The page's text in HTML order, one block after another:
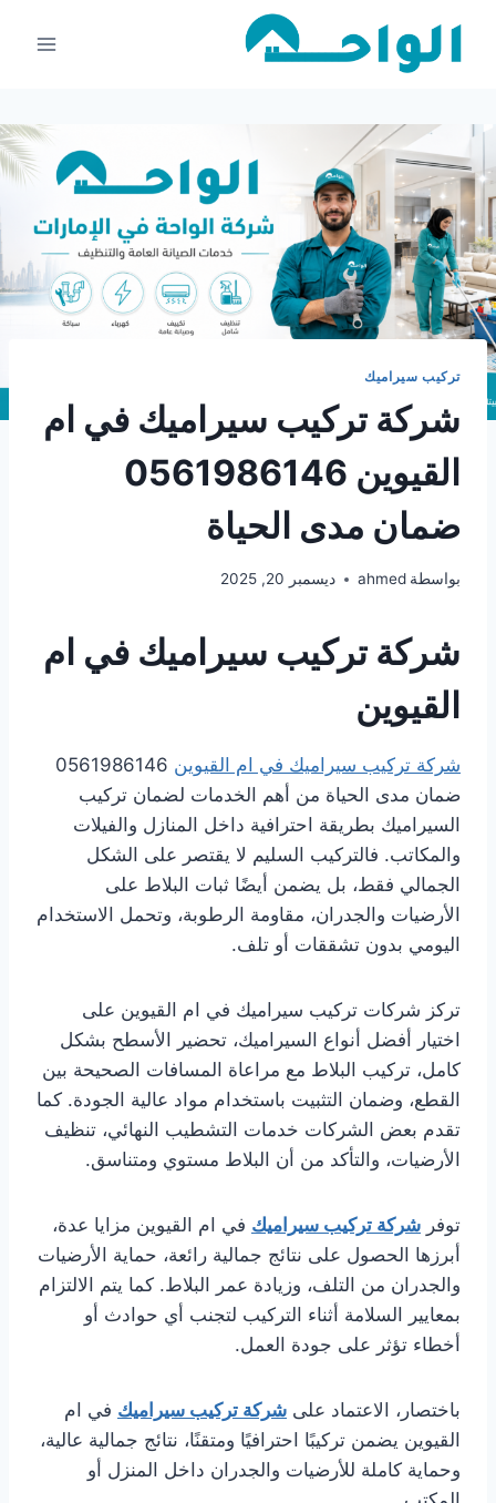
تركيب سيراميك
شركة تركيب سيراميك في ام
القيوين 0561986146
ضمان مدى الحياة
بواسطة ahmed ديسمبر 20, 2025
شركة تركيب سيراميك في ام
القيوين
شركة تركيب سيراميك في ام القيوين 0561986146
ضمان مدى الحياة من أهم الخدمات لضمان تركيب
السيراميك بطريقة احترافية داخل المنازل والفيلات
والمكاتب. فالتركيب السليم لا يقتصر على الشكل
الجمالي فقط، بل يضمن أيضًا ثبات البلاط على
الأرضيات والجدران، مقاومة الرطوبة، وتحمل الاستخدام
اليومي بدون تشققات أو تلف.
تركز شركات تركيب سيراميك في ام القيوين على
اختيار أفضل أنواع السيراميك، تحضير الأسطح بشكل
كامل، تركيب البلاط مع مراعاة المسافات الصحيحة بين
القطع، وضمان التثبيت باستخدام مواد عالية الجودة. كما
تقدم بعض الشركات خدمات التشطيب النهائي، تنظيف
الأرضيات، والتأكد من أن البلاط مستوي ومتناسق.
توفر شركة تركيب سيراميك في ام القيوين مزايا عدة،
أبرزها الحصول على نتائج جمالية رائعة، حماية الأرضيات
والجدران من التلف، وزيادة عمر البلاط. كما يتم الالتزام
بمعايير السلامة أثناء التركيب لتجنب أي حوادث أو
أخطاء تؤثر على جودة العمل.
باختصار، الاعتماد على شركة تركيب سيراميك في ام
القيوين يضمن تركيبًا احترافيًا ومتقنًا، نتائج جمالية عالية،
وحماية كاملة للأرضيات والجدران داخل المنزل أو